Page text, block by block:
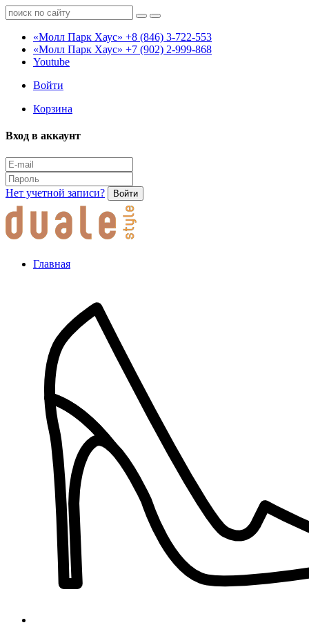
«Молл Парк Хаус» +8 (846) 3-722-553
«Молл Парк Хаус» +7 (902) 2-999-868
Youtube
Войти
Корзина
Вход в аккаунт
Нет учетной записи? Войти
Главная